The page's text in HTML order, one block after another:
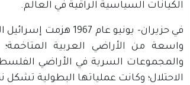
الكيانات السياسية الراقية في العالم.
في حزيران- يونيو
واسعة من الأراضي العربية
الاحتلال؛ وكانت عملياتها البطولية تشكل